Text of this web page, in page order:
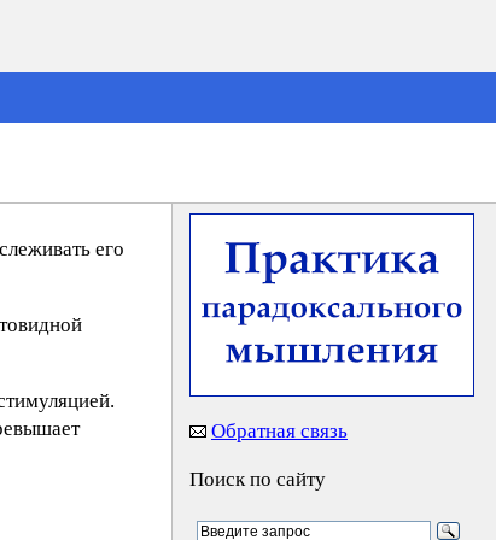
его
Обратная связь
Поиск по сайту